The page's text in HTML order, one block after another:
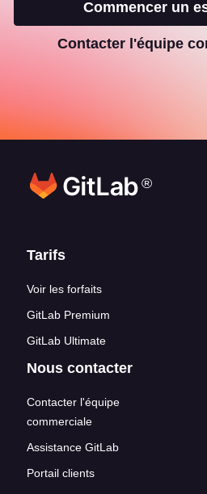
Commencer un
Contacter l'équipe
®
Liens en bas de
Tarifs
Voir les forfaits
GitLab Premium
GitLab Ultimate
Nous contacter
Contacter l'équipe
commerciale
Assistance GitLab
Portail clients